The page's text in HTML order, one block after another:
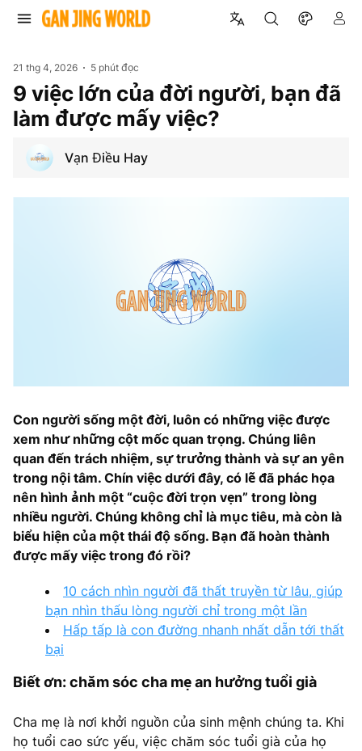
21 thg 4, 2026 5 phút đọc
9 việc lớn của đời người, bạn đã
làm được mấy việc?
Vạn Điều Hay
Con người sống một đời, luôn có những việc được
xem như những cột mốc quan trọng. Chúng liên
quan đến trách nhiệm, sự trưởng thành và sự an yên
trong nội tâm. Chín việc dưới đây, có lẽ đã phác họa
nên hình ảnh một “cuộc đời trọn vẹn” trong lòng
nhiều người. Chúng không chỉ là mục tiêu, mà còn là
biểu hiện của một thái độ sống. Bạn đã hoàn thành
được mấy việc trong đó rồi?
10 cách nhìn người đã thất truyền từ lâu, giúp
bạn nhìn thấu lòng người chỉ trong một lần
Hấp tấp là con đường nhanh nhất dẫn tới thất
bại
Biết ơn: chăm sóc cha mẹ an hưởng tuổi già
Cha mẹ là nơi khởi nguồn của sinh mệnh chúng ta. Khi
họ tuổi cao sức yếu, việc chăm sóc tuổi già của họ